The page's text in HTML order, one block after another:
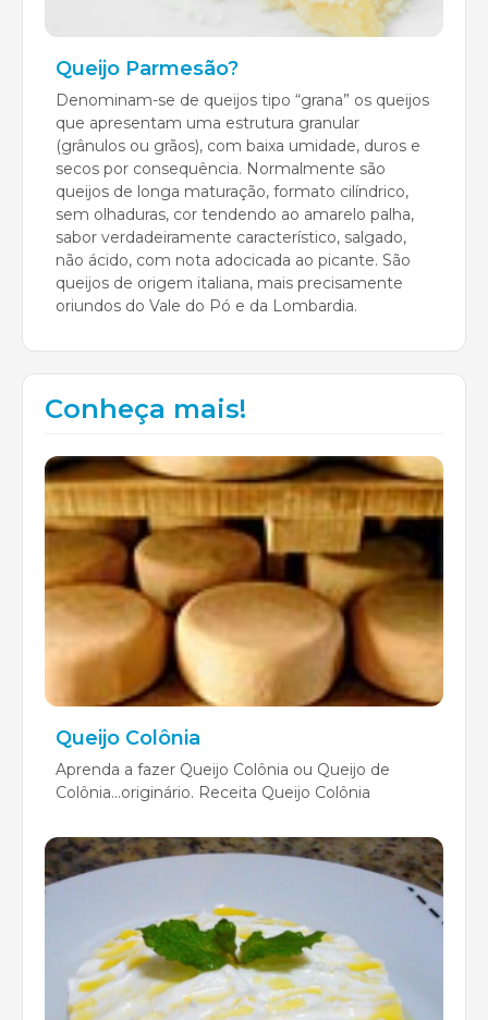
Queijo Parmesão?
Denominam-se de queijos tipo “grana” os queijos
que apresentam uma estrutura granular
(grânulos ou grãos), com baixa umidade, duros e
secos por consequência. Normalmente são
queijos de longa maturação, formato cilíndrico,
sem olhaduras, cor tendendo ao amarelo palha,
sabor verdadeiramente característico, salgado,
não ácido, com nota adocicada ao picante. São
queijos de origem italiana, mais precisamente
oriundos do Vale do Pó e da Lombardia.
Conheça mais!
Queijo Colônia
Aprenda a fazer Queijo Colônia ou Queijo de
Colônia...originário. Receita Queijo Colônia